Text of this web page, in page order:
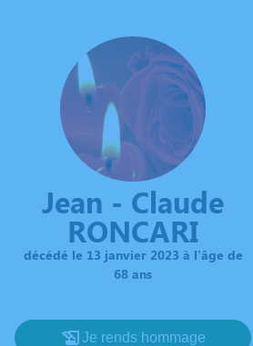
Jean - Claude
RONCARI
décédé le 13 janvier 2023 à l'âge de
68 ans
Je rends hommage